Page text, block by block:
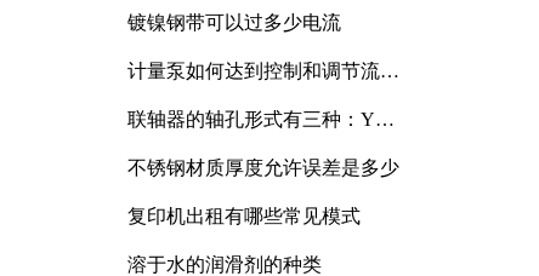
镀镍钢带可以过多少电流
计量泵如何达到控制和调节流量
联轴器的轴孔形式有三种：Y
不锈钢材质厚度允许误差是多少
复印机出租有哪些常见模式
溶于水的润滑剂的种类